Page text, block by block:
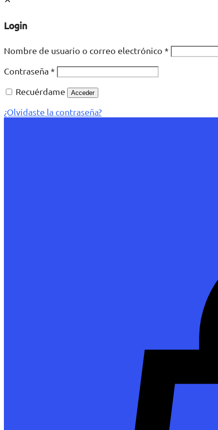
Login
Nombre de usuario o correo electrónico *
Contraseña *
Recuérdame
Acceder
¿Olvidaste la contraseña?